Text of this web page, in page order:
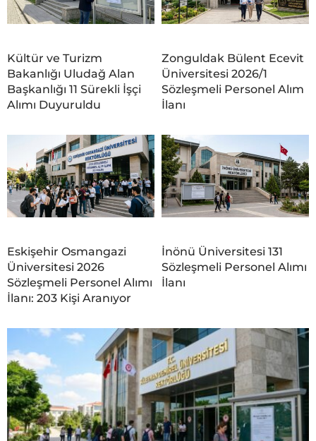
Kültür ve Turizm
Bakanlığı Uludağ Alan
Başkanlığı 11 Sürekli İşçi
Alımı Duyuruldu
Zonguldak Bülent Ecevit
Üniversitesi 2026/1
Sözleşmeli Personel Alım
İlanı
Eskişehir Osmangazi
Üniversitesi 2026
Sözleşmeli Personel Alımı
İlanı: 203 Kişi Aranıyor
İnönü Üniversitesi 131
Sözleşmeli Personel Alımı
İlanı